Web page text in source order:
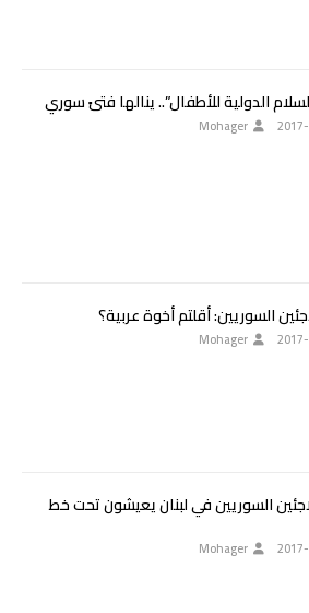
الدولية للأطفال”.. ينالها فتىً سوري
Mohager
السوريين: أقلتم أخوة عربية؟
Mohager
السوريين في لبنان يعيشون تحت خط
Mohager